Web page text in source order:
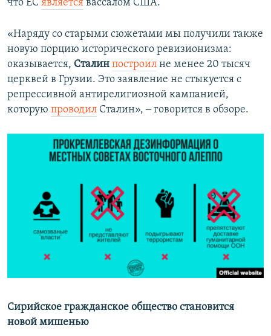
что ЕС является вассалом США.
«Наряду со старыми сюжетами мы получили также
новую порцию исторического ревизионизма:
оказывается, Сталин построил не менее 20 тысяч
церквей в Грузии. Это заявление не стыкуется с
репрессивной антирелигиозной кампанией,
которую проводил Сталин», ‒ говорится в обзоре.
Сирийское гражданское общество становится
новой мишенью